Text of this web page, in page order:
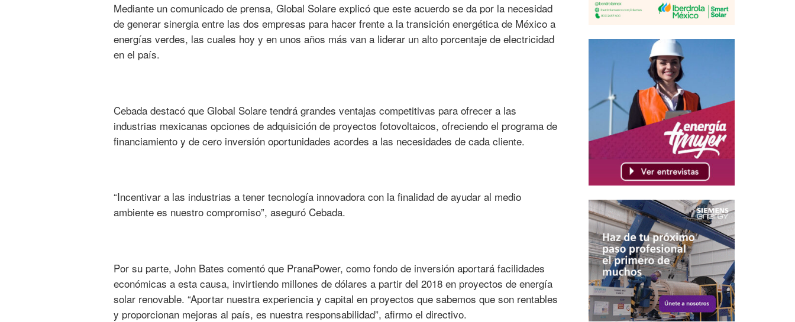
Mediante un comunicado de prensa, Global Solare explicó que este acuerdo se da por la necesidad
de generar sinergia entre las dos empresas para hacer frente a la transición energética de México a
energías verdes, las cuales hoy y en unos años más van a liderar un alto porcentaje de electricidad
en el país.
Cebada destacó que Global Solare tendrá grandes ventajas competitivas para ofrecer a las
industrias mexicanas opciones de adquisición de proyectos fotovoltaicos, ofreciendo el programa de
financiamiento y de cero inversión oportunidades acordes a las necesidades de cada cliente.
“Incentivar a las industrias a tener tecnología innovadora con la finalidad de ayudar al medio
ambiente es nuestro compromiso”, aseguró Cebada.
Por su parte, John Bates comentó que PranaPower, como fondo de inversión aportará facilidades
económicas a esta causa, invirtiendo millones de dólares a partir del 2018 en proyectos de energía
solar renovable. “Aportar nuestra experiencia y capital en proyectos que sabemos que son rentables
y proporcionan mejoras al país, es nuestra responsabilidad”, afirmo el directivo.